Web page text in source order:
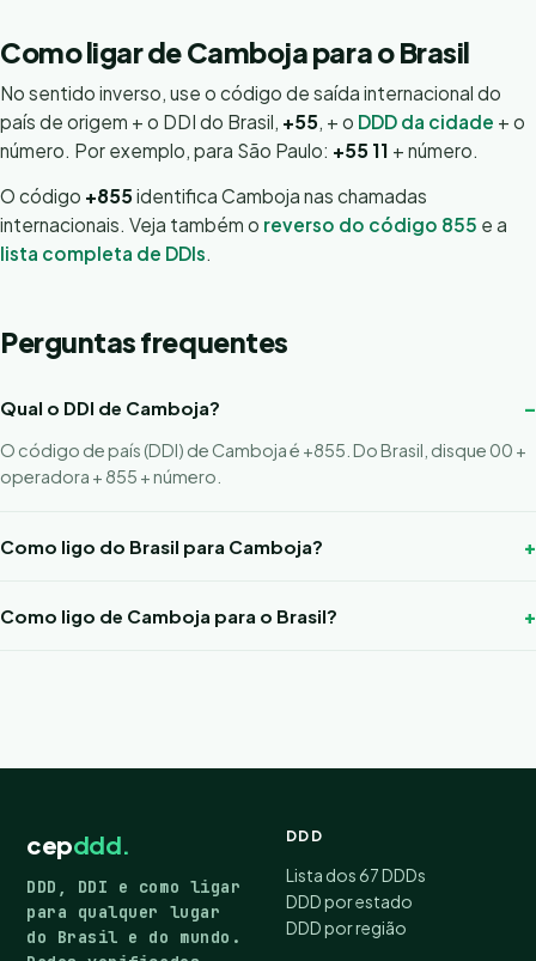
Como ligar de Camboja para o Brasil
No sentido inverso, use o código de saída internacional do
país de origem + o DDI do Brasil, +55, + o DDD da cidade + o
número. Por exemplo, para São Paulo: +55 11 + número.
O código +855 identifica Camboja nas chamadas
internacionais. Veja também o reverso do código 855 e a
lista completa de DDIs.
Perguntas frequentes
Qual o DDI de Camboja?
O código de país (DDI) de Camboja é +855. Do Brasil, disque 00 +
operadora + 855 + número.
Como ligo do Brasil para Camboja?
Como ligo de Camboja para o Brasil?
cepddd.
DDD, DDI e como ligar
para qualquer lugar
do Brasil e do mundo.
DDD
Lista dos 67 DDDs
DDD por estado
DDD por região